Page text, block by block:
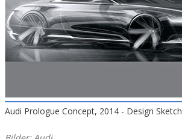
Audi Prologue Concept, 2014 - Design Sketch